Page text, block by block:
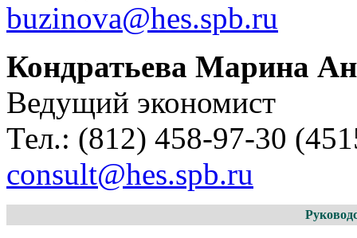
buzinova@hes.spb.ru
Кондратьева Марина
Ведущий экономист
Тел.: (812) 458-97-30
consult@hes.spb.ru